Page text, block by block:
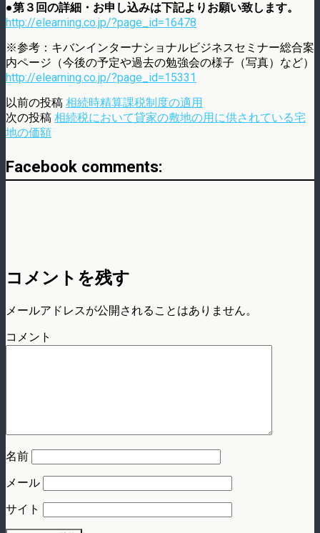
●第３回の詳細・お申し込みは下記よりお願い致します。
http://elearning.co.jp/?page_id=16478
※参考：キバンインターナショナルビジネスセミナー総合案
内ページ（今後の予定や過去の勉強会の様子（写真）など）
http://elearning.co.jp/?page_id=15331
以前の投稿 相続時精算課税制度の適用
次の投稿 相続税において貸家の敷地の用に供されている宅
地の価額
Facebook comments:
コメントを残す
メールアドレスが公開されることはありません。
コメント
名前
メール
サイト